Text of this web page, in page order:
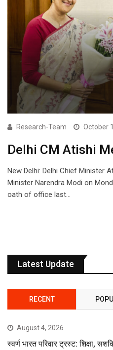
Research-Team October
Delhi CM Atishi
New Delhi: Delhi Chief Minister
Minister Narendra Modi on
oath of office last…
Latest Update
RECENT
August 4, 2026
स्वर्ण भारत परिवार ट्रस्ट: शिक्षा,